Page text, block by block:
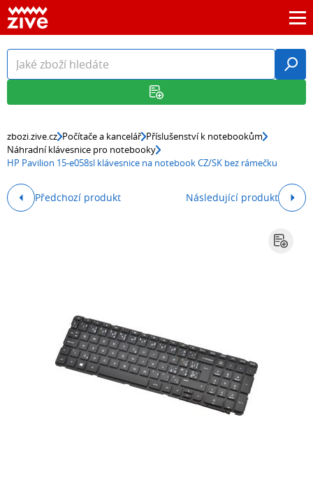
zbozi.zive.cz Počítače a kancelář Příslušenství k notebookům
Náhradní klávesnice pro notebooky
HP Pavilion 15-e058sl klávesnice na notebook CZ/SK bez rámečku
Předchozí produkt Následující produkt